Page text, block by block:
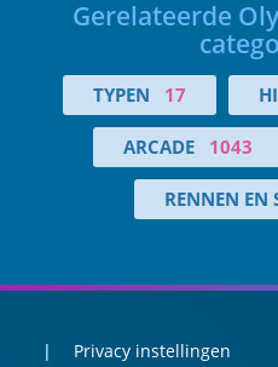
Gerelateerde
TYPEN 17
ARCADE 1043
RENNEN EN
Privacy instellingen